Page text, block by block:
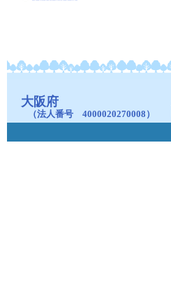
大阪府
（法人番号 4000020270008）